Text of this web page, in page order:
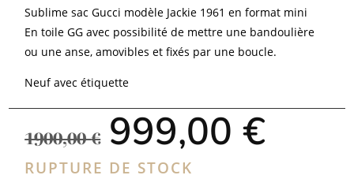
Sublime sac Gucci modèle Jackie 1961 en format mini
En toile GG avec possibilité de mettre une bandoulière
ou une anse, amovibles et fixés par une boucle.
Neuf avec étiquette
1900,00€
Le
prix
initial
était :
999,00€Le
RUPTURE DE STOCK